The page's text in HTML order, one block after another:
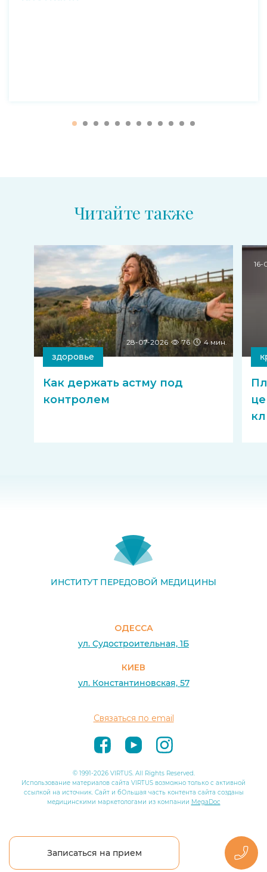
Читайте также
28-07-2026 76 4 мин.
здоровье
Как держать астму под
контролем
16-
ИНСТИТУТ ПЕРЕДОВОЙ МЕДИЦИНЫ
ОДЕССА
ул. Судостроительная, 1Б
КИЕВ
ул. Константиновская, 57
Связаться по email
© 1991-2026 VIRTUS. All Rights Reserved.
Использование материалов сайта VIRTUS возможно только с активной
ссылкой на источник. Сайт и бОльшая часть контента сайта созданы
медицинскими маркетологами из компании MegaDoc
Записаться на прием